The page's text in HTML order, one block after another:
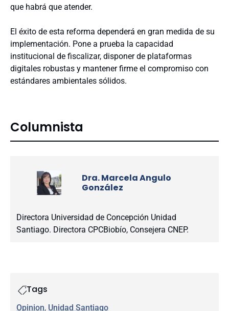
que habrá que atender.
El éxito de esta reforma dependerá en gran medida de su
implementación. Pone a prueba la capacidad
institucional de fiscalizar, disponer de plataformas
digitales robustas y mantener firme el compromiso con
estándares ambientales sólidos.
Columnista
Dra. Marcela Angulo
González
Directora Universidad de Concepción Unidad
Santiago. Directora CPCBiobío, Consejera CNEP.
Tags
Opinion, Unidad Santiago